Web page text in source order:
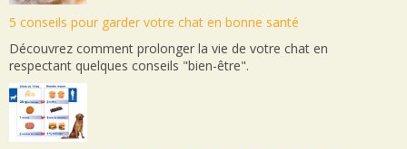
5 conseils pour garder votre chat en bonne santé
Découvrez comment prolonger la vie de votre chat en
respectant quelques conseils "bien-être".